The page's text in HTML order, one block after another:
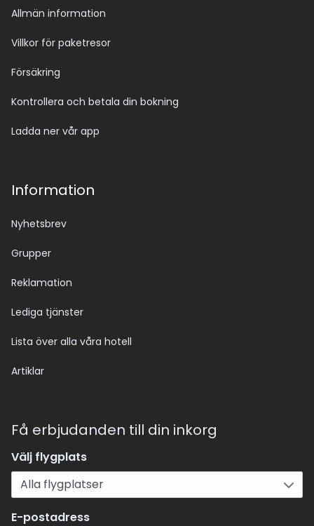
Allmän information
Villkor för paketresor
Försäkring
Kontrollera och betala din bokning
Ladda ner vår app
Information
Nyhetsbrev
Grupper
Reklamation
Lediga tjänster
Lista över alla våra hotell
Artiklar
Få erbjudanden till din inkorg
Välj flygplats
E-postadress